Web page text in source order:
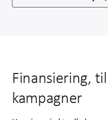
Finansiering,
kampagner